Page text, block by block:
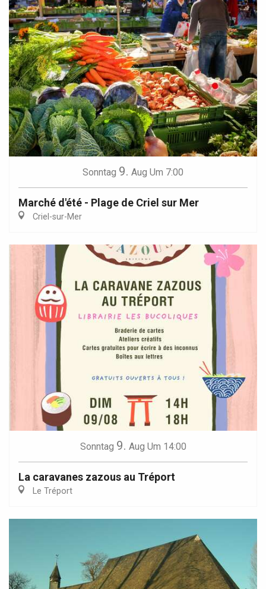
Sonntag 9. Aug Um 7:00
Marché d'été - Plage de Criel sur Mer
Criel-sur-Mer
Sonntag 9. Aug Um 14:00
La caravanes zazous au Tréport
Le Tréport